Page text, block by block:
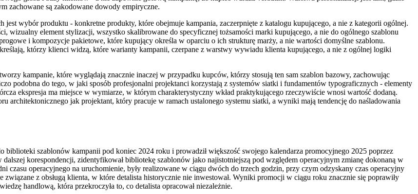
zachowane są zakodowane dowody empiryczne.
wybór produktu - konkretne produkty, które obejmuje kampania, zaczerpnięte z katalogu kupującego, a nie z kategorii ogólnej.
wizualny element stylizacji, wszystko skalibrowane do specyficznej tożsamości marki kupującego, a nie do ogólnego szablonu
i kompozycje pakietowe, które kupujący określa w oparciu o ich strukturę marży, a nie wartości domyślne szablonu.
którzy klienci widzą, które warianty kampanii, czerpane z warstwy wywiadu klienta kupującego, a nie z ogólnej logiki
kampanie, które wyglądają znacznie inaczej w przypadku kupców, którzy stosują ten sam szablon bazowy, zachowując
podobna do tego, w jaki sposób profesjonalni projektanci korzystają z systemów siatki i fundamentów typograficznych - elementy
ekspresja ma miejsce w wymiarze, w którym charakterystyczny wkład praktykującego rzeczywiście wnosi wartość dodaną.
architektonicznego jak projektant, który pracuje w ramach ustalonego systemu siatki, a wyniki mają tendencję do naśladowania
szablonów kampanii pod koniec 2024 roku i prowadził większość swojego kalendarza promocyjnego 2025 poprzez
korespondencji, zidentyfikował bibliotekę szablonów jako najistotniejszą pod względem operacyjnym zmianę dokonaną w
czasu operacyjnego na uruchomienie, były realizowane w ciągu dwóch do trzech godzin, przy czym odzyskany czas operacyjny
z obsługą klienta, w które detalista historycznie nie inwestował. Wyniki promocji w ciągu roku znacznie się poprawiły
handlową, która przekroczyła to, co detalista opracował niezależnie.